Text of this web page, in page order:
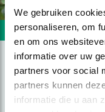
We gebruiken
personaliseren, om
en om ons
informatie over uw
partners voor social
partners kunnen
informatie die u aan
Volgende foto
AAN EEN